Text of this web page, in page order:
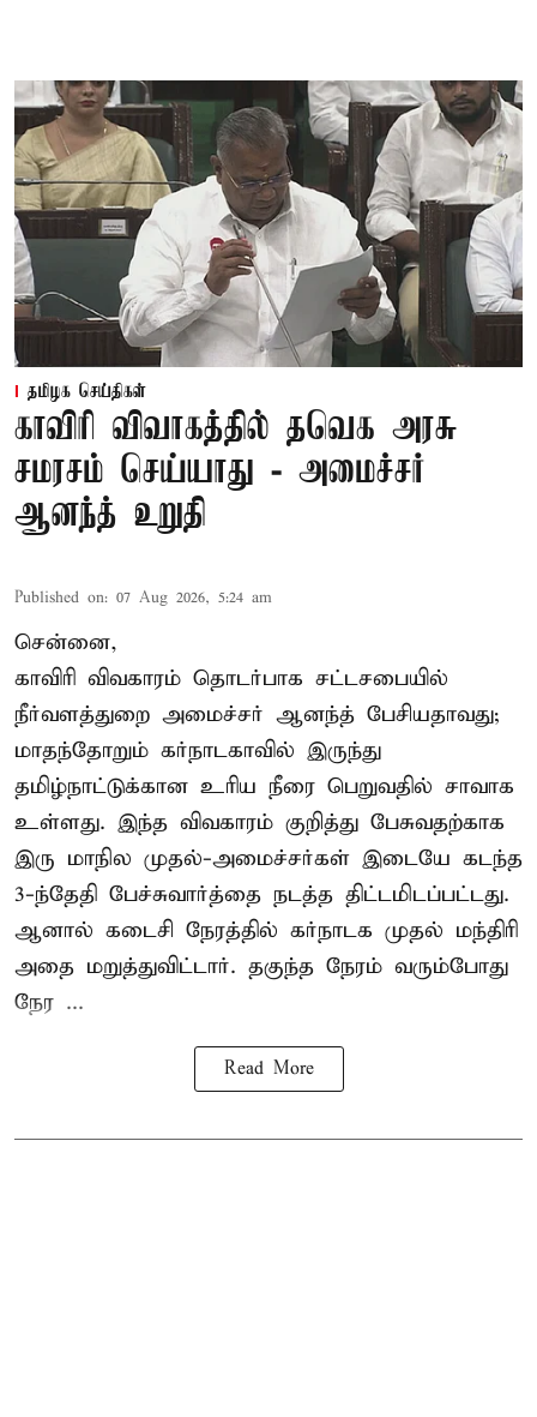
தமிழக செய்திகள்
காவிரி விவாகத்தில் தவெக அரசு
சமரசம் செய்யாது - அமைச்சர்
ஆனந்த் உறுதி
Published on: 07 Aug 2026, 5:24 am
சென்னை,
காவிரி விவகாரம் தொடர்பாக சட்டசபையில்
நீர்வளத்துறை அமைச்சர் ஆனந்த் பேசியதாவது;
மாதந்தோறும் கர்நாடகாவில் இருந்து
தமிழ்நாட்டுக்கான உரிய நீரை பெறுவதில் சாவாக
உள்ளது. இந்த விவகாரம் குறித்து பேசுவதற்காக
இரு மாநில முதல்-அமைச்சர்கள் இடையே கடந்த
3-ந்தேதி பேச்சுவார்த்தை நடத்த திட்டமிடப்பட்டது.
ஆனால் கடைசி நேரத்தில் கர்நாடக முதல் மந்திரி
அதை மறுத்துவிட்டார். தகுந்த நேரம் வரும்போது
நேர ...
Read More